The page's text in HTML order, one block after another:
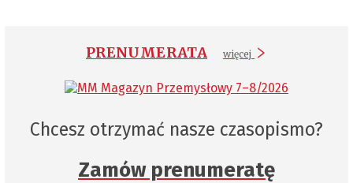
PRENUMERATA więcej
Chcesz otrzymać nasze czasopismo?
Zamów prenumeratę